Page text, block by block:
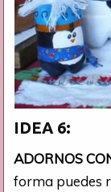
IDEA 6:
ADORNOS
forma puedes